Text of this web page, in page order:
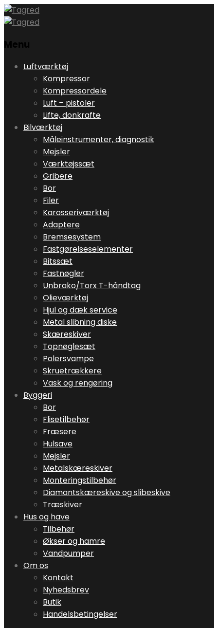
Menu
Skip
content
Luftværktøj
Kompressor
Kompressordele
Luft – pistoler
Lifte, donkrafte
Bilværktøj
Måleinstrumenter, diagnostik
Mejsler
Værktøjssæt
Gribere
Bor
Filer
Karosseriværktøj
Adaptere
Bremsesystem
Fastgørelseselementer
Bitssæt
Fastnøgler
Unbrako/Torx T-håndtag
Olieværktøj
Hjul og dæk service
Metal slibning diske
Skæreskiver
Topnøglesæt
Polersvampe
Skruetrækkere
Vask og rengøring
Byggeri
Bor
Flisetilbehør
Fræsere
Hulsave
Mejsler
Metalskæreskiver
Monteringstilbehør
Diamantskæreskive og slibeskive
Træskiver
Hus og have
Tilbehør
Økser og hamre
Vandpumper
Om os
Kontakt
Nyhedsbrev
Butik
Handelsbetingelser